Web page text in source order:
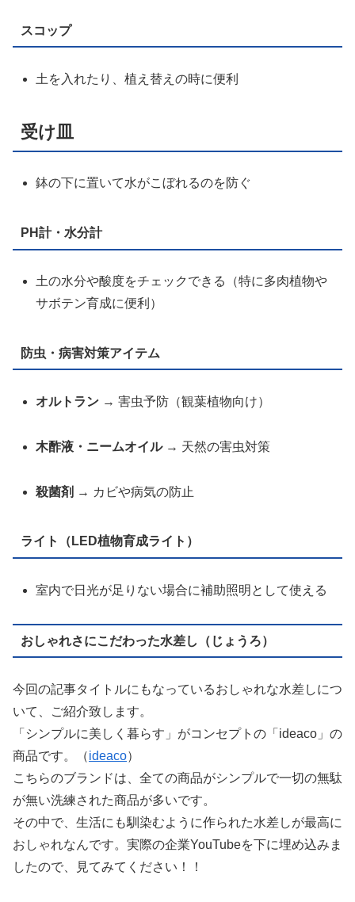
スコップ
土を入れたり、植え替えの時に便利
受け皿
鉢の下に置いて水がこぼれるのを防ぐ
PH計・水分計
土の水分や酸度をチェックできる（特に多肉植物や
サボテン育成に便利）
防虫・病害対策アイテム
オルトラン → 害虫予防（観葉植物向け）
木酢液・ニームオイル→ 天然の害虫対策
殺菌剤 → カビや病気の防止
ライト（LED植物育成ライト）
室内で日光が足りない場合に補助照明として使える
おしゃれさにこだわった水差し（じょうろ）
今回の記事タイトルにもなっているおしゃれな水差しにつ
いて、ご紹介致します。
「シンプルに美しく暮らす」がコンセプトの「ideaco」の
商品です。（ideaco）
こちらのブランドは、全ての商品がシンプルで一切の無駄
が無い洗練された商品が多いです。
その中で、生活にも馴染むように作られた水差しが最高に
おしゃれなんです。実際の企業YouTubeを下に埋め込みま
したので、見てみてください！！